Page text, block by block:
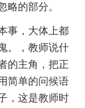
略的部分。
事，大体上都
。，教师说什
的主角，把正
简单的问候语
，这是教师时